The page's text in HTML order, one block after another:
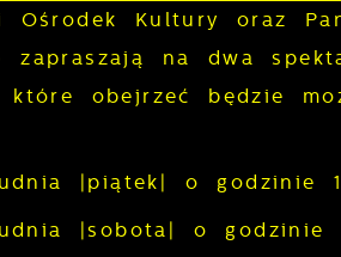
Ośrodek Kultury oraz
zapraszają na dwa
które obejrzeć będzie
|piątek| o godzinie
|sobota| o